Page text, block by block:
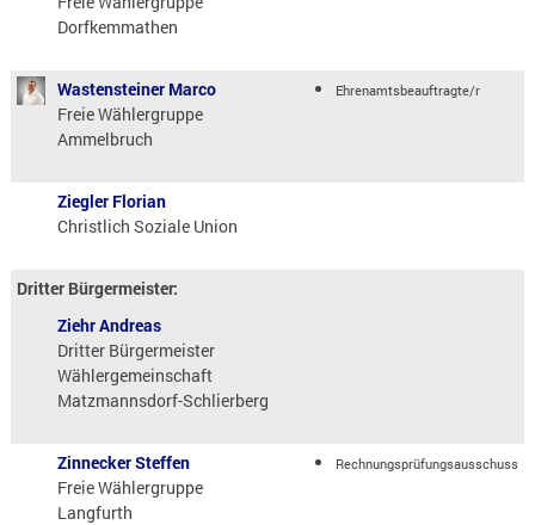
Dorfkemmathen
Wastensteiner Marco
Freie Wählergruppe
Ammelbruch
Ehrenamtsbeauftragte/r
Ziegler Florian
Christlich Soziale Union
Dritter Bürgermeister:
Ziehr Andreas
Dritter Bürgermeister
Wählergemeinschaft
Matzmannsdorf-Schlierberg
Zinnecker Steffen
Freie Wählergruppe
Langfurth
Rechnungsprüfungsausschuss